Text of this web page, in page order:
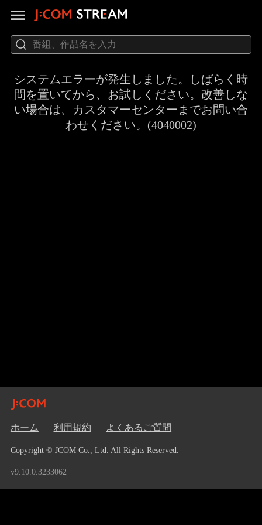
システムエラーが発生しました。しばらく時
間を置いてから、お試しください。改善しな
い場合は、カスタマーセンターまでお問い合
わせください。(4040002)
ホーム 利用規約 よくあるご質問
Copyright © JCOM Co., Ltd. All Rights Reserved.
v9.10.0.3233062